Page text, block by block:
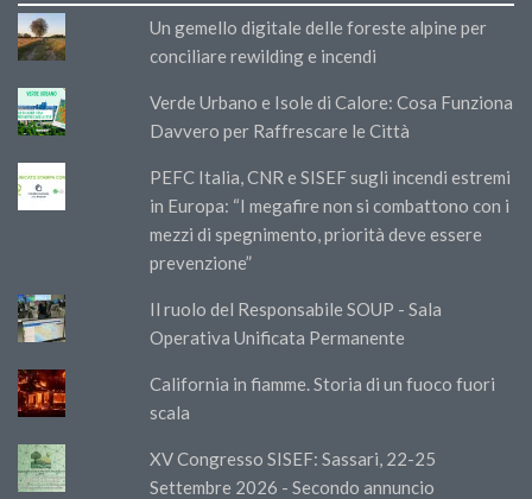
Un gemello digitale delle foreste alpine per
conciliare rewilding e incendi
Verde Urbano e Isole di Calore: Cosa Funziona
Davvero per Raffrescare le Città
PEFC Italia, CNR e SISEF sugli incendi estremi
in Europa: “I megafire non si combattono con i
mezzi di spegnimento, priorità deve essere
prevenzione”
Il ruolo del Responsabile SOUP - Sala
Operativa Unificata Permanente
California in fiamme. Storia di un fuoco fuori
scala
XV Congresso SISEF: Sassari, 22-25
Settembre 2026 - Secondo annuncio